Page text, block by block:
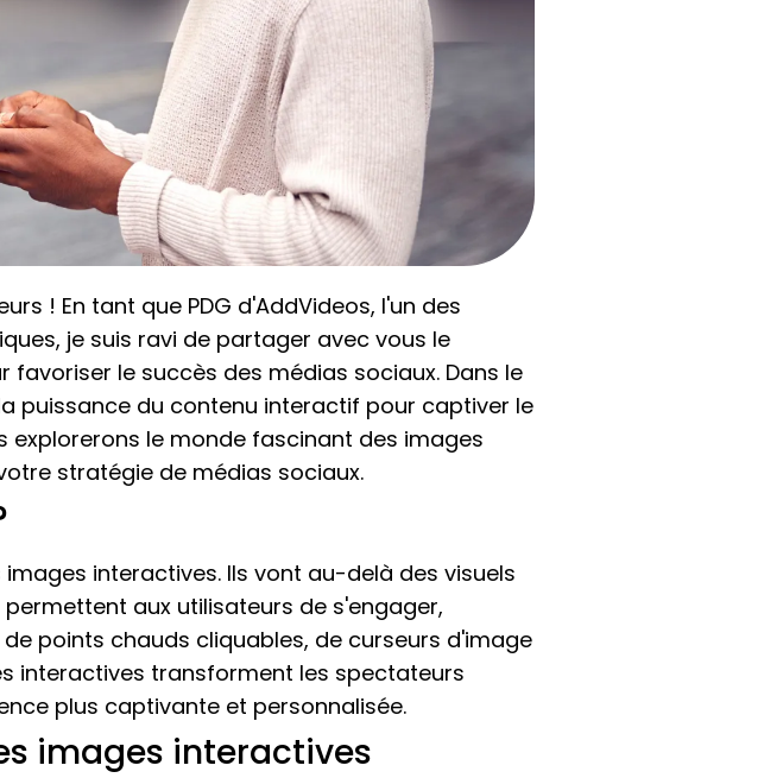
! En tant que PDG d'AddVideos, l'un des
je suis ravi de partager avec vous le
le succès des médias sociaux. Dans le
puissance du contenu interactif pour captiver le
explorerons le monde fascinant des images
stratégie de médias sociaux.
interactives. Ils vont au-delà des visuels
aux utilisateurs de s'engager,
points chauds cliquables, de curseurs d'image
interactives transforment les spectateurs
plus captivante et personnalisée.
images interactives